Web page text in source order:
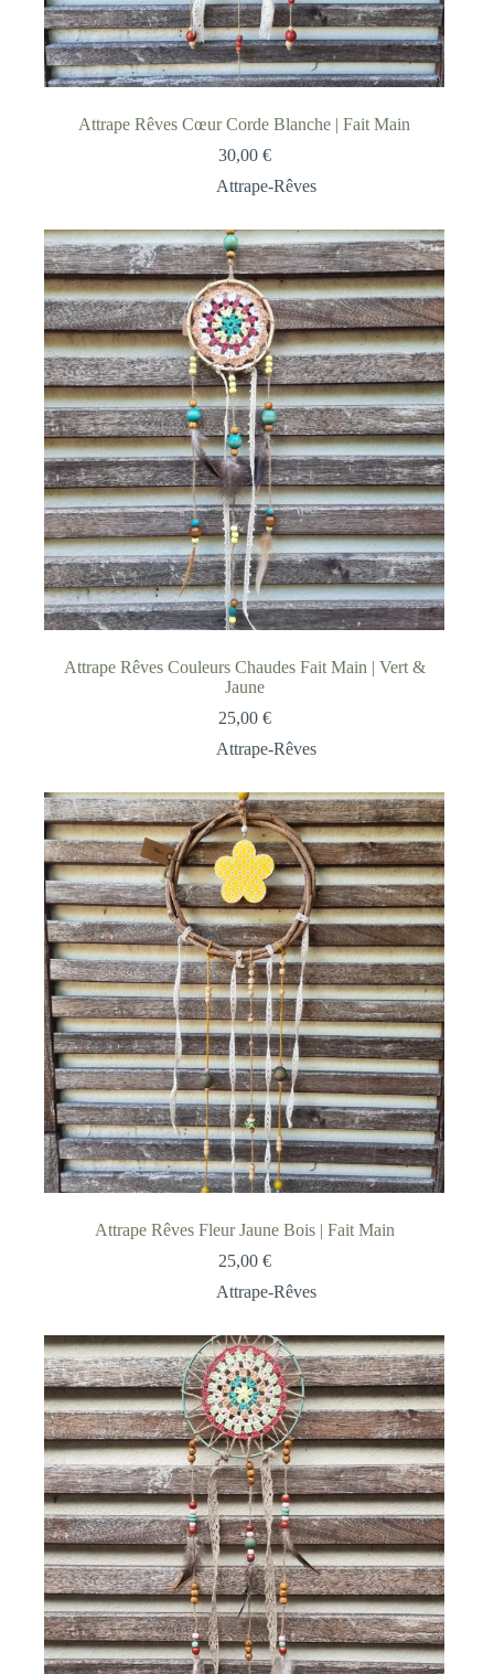
Attrape Rêves Cœur Corde Blanche | Fait Main
30,00 €
Attrape-Rêves
Attrape Rêves Couleurs Chaudes Fait Main | Vert &
Jaune
25,00 €
Attrape-Rêves
Attrape Rêves Fleur Jaune Bois | Fait Main
25,00 €
Attrape-Rêves